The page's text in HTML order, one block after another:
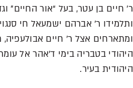
חיים בן עטר, בעל “אור החיים”
ר’ אברהם ישמעאל חי
אצל ר’ חיים אבולעפיה,
בטבריה בימי ד’אהר אל עומר,
בעיר.